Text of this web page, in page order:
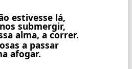
estivesse lá,
submergir,
alma, a correr.
a passar
afogar.